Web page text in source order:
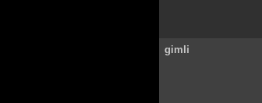
gimli